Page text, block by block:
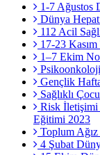
1-7 Ağustos
Dünya
112 Acil
17-23
1–7 Ekim
Gençlik
Sağlıklı
Risk İletişimi
Eğitimi 2023
Toplum Ağız
4 Şubat